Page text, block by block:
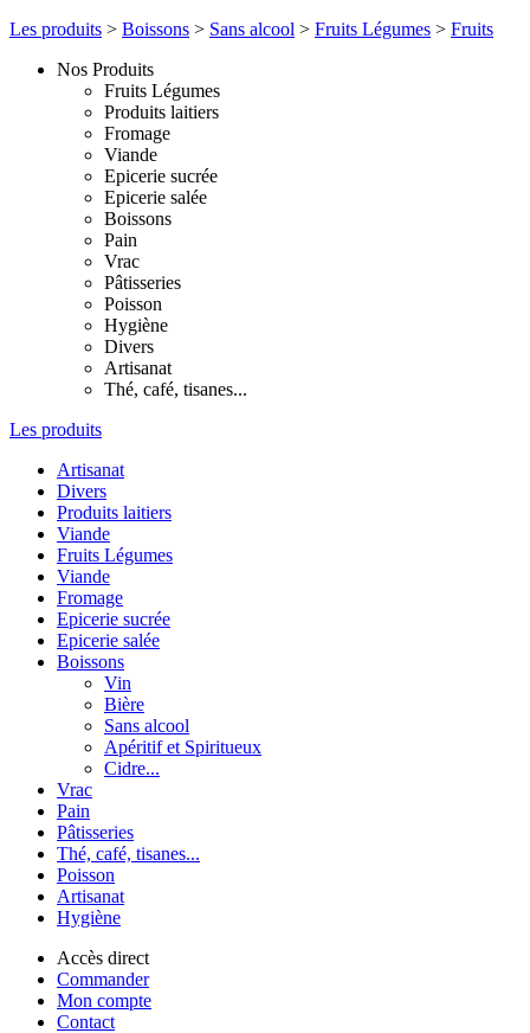
Les produits > Boissons > Sans alcool > Fruits Légumes > Fruits
Nos Produits
Fruits Légumes
Produits laitiers
Fromage
Viande
Epicerie sucrée
Epicerie salée
Boissons
Pain
Vrac
Pâtisseries
Poisson
Hygiène
Divers
Artisanat
Thé, café, tisanes...
Les produits
Artisanat
Divers
Produits laitiers
Viande
Fruits Légumes
Viande
Fromage
Epicerie sucrée
Epicerie salée
Boissons
Vin
Bière
Sans alcool
Apéritif et Spiritueux
Cidre...
Vrac
Pain
Pâtisseries
Thé, café, tisanes...
Poisson
Artisanat
Hygiène
Accès direct
Commander
Mon compte
Contact